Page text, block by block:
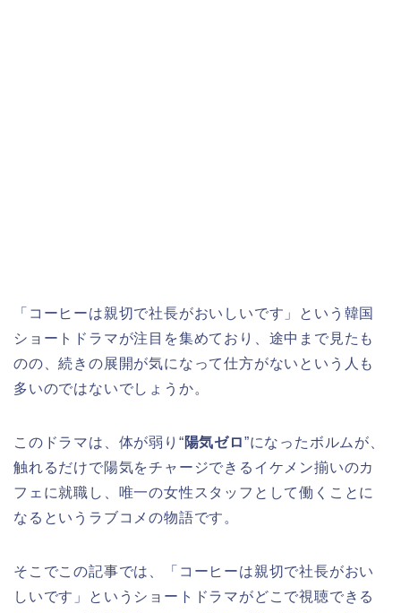
「コーヒーは親切で社長がおいしいです」という韓国
ショートドラマが注目を集めており、途中まで見たも
のの、続きの展開が気になって仕方がないという人も
多いのではないでしょうか。
このドラマは、体が弱り“陽気ゼロ”になったボルムが、
触れるだけで陽気をチャージできるイケメン揃いのカ
フェに就職し、唯一の女性スタッフとして働くことに
なるというラブコメの物語です。
そこでこの記事では、「コーヒーは親切で社長がおい
しいです」
というショートドラマがどこで視聴できる